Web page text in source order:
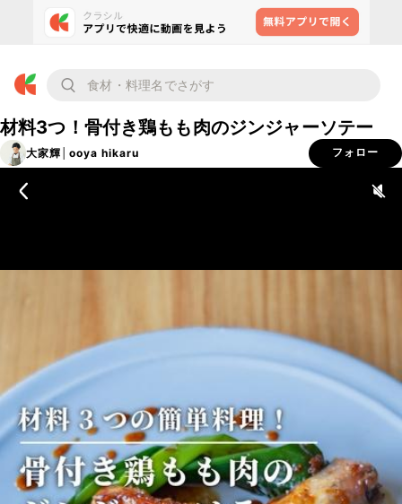
材料3つ！骨付き鶏もも肉のジンジャーソテー
大家輝│ooya hikaru フォロー